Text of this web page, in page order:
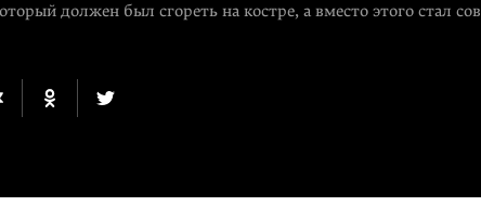
должен был сгореть на костре, а вместо этого стал